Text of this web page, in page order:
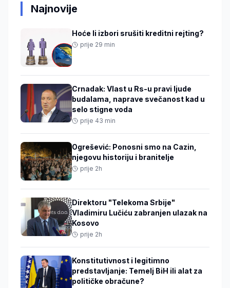
Najnovije
Hoće li izbori srušiti kreditni rejting?
prije 29 min
Crnadak: Vlast u Rs-u pravi ljude
budalama, naprave svečanost kad u
selo stigne voda
prije 43 min
Ogrešević: Ponosni smo na Cazin,
njegovu historiju i branitelje
prije 2h
Direktoru "Telekoma Srbije"
Vladimiru Lučiću zabranjen ulazak na
Kosovo
prije 2h
Konstitutivnost i legitimno
predstavljanje: Temelj BiH ili alat za
političke obračune?